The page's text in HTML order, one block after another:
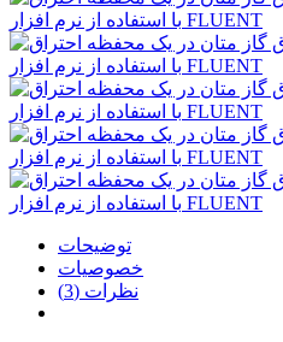
توضیحات
خصوصیات
نظرات (3)